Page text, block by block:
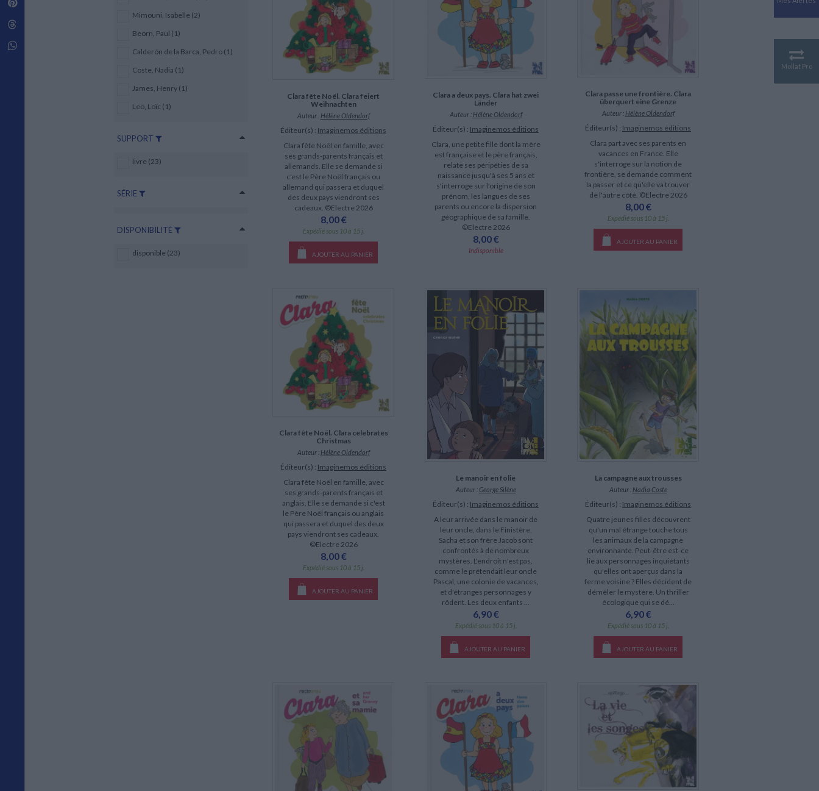
Mollat Pro
LITTÉRATURE DE VOYAGE
Récits des voyageurs et des
explorateurs
Vie familiale
SOCIOLOGIE
Travail social
Santé et société
ETHNOLOGIE
Anthropologie
Relations et politiques
internationales
Sécurité nationale - Défense
ECOLOGIE - ENVIRONNEMENT
Ecologie
Histoire moderne
Histoire contemporaine
BIOGRAPHIES HISTORIQUES
Biographies historiques
HISTOIRE - GÉNÉRALITÉS
Etudes historiques
Généalogie - Héraldique
Franc-maçonnerie
Antiquité
Mythologies
GÉOGRAPHIE
Géographie - Démographie -
Territoire
Essais scientifique
Matériaux de l’architecture
Urbanisme
Disciplines paramédicales
Dictionnaires Français
Dictionnaires Bilingues
Langues universitaires -
Dictionnaires et méthodes
Méthodes Langues Grand public
Français langues étrangères
Mimouni, Isabelle (2)
Beorn, Paul (1)
Calderón de la Barca, Pedro (1)
Coste, Nadia (1)
James, Henry (1)
Leo, Loïc (1)
SUPPORT
livre (23)
SÉRIE
DISPONIBILITÉ
disponible (23)
Clara fête Noël. Clara feiert
Weihnachten
Auteur : Hélène Oldendorf
Éditeur(s) : Imaginemos éditions
Clara fête Noël en famille, avec
ses grands-parents français et
allemands. Elle se demande si
c'est le Père Noël français ou
allemand qui passera et duquel
des deux pays viendront ses
cadeaux. ©Electre 2026
8,00 €
Expédié sous 10 à 15 j.
AJOUTER AU PANIER
Clara a deux pays. Clara hat zwei
Länder
Auteur : Hélène Oldendorf
Éditeur(s) : Imaginemos éditions
Clara, une petite fille dont la mère
est française et le père français,
relate ses péripéties de sa
naissance jusqu'à ses 5 ans et
s'interroge sur l'origine de son
prénom, les langues de ses
parents ou encore la dispersion
géographique de sa famille.
©Electre 2026
8,00 €
Indisponible
Clara passe une frontière. Clara
überquert eine Grenze
Auteur : Hélène Oldendorf
Éditeur(s) : Imaginemos éditions
Clara part avec ses parents en
vacances en France. Elle
s'interroge sur la notion de
frontière, se demande comment
la passer et ce qu'elle va trouver
de l'autre côté. ©Electre 2026
8,00 €
Expédié sous 10 à 15 j.
AJOUTER AU PANIER
Clara fête Noël. Clara celebrates
Christmas
Auteur : Hélène Oldendorf
Éditeur(s) : Imaginemos éditions
Clara fête Noël en famille, avec
ses grands-parents français et
anglais. Elle se demande si c'est
le Père Noël français ou anglais
qui passera et duquel des deux
pays viendront ses cadeaux.
©Electre 2026
8,00 €
Expédié sous 10 à 15 j.
AJOUTER AU PANIER
Le manoir en folie
Auteur : George Silène
Éditeur(s) : Imaginemos éditions
A leur arrivée dans le manoir de
leur oncle, dans le Finistère,
Sacha et son frère Jacob sont
confrontés à de nombreux
mystères. L'endroit n'est pas,
comme le prétendait leur oncle
Pascal, une colonie de vacances,
et d'étranges personnages y
rôdent. Les deux enfants ...
6,90 €
Expédié sous 10 à 15 j.
AJOUTER AU PANIER
La campagne aux trousses
Auteur : Nadia Coste
Éditeur(s) : Imaginemos éditions
Quatre jeunes filles découvrent
qu'un mal étrange touche tous
les animaux de la campagne
environnante. Peut-être est-ce
lié aux personnages inquiétants
qu'elles ont aperçus dans la
ferme voisine ? Elles décident de
démêler le mystère. Un thriller
écologique qui se dé...
6,90 €
Expédié sous 10 à 15 j.
AJOUTER AU PANIER